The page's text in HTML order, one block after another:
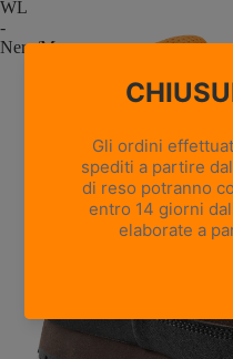
WL
-
Nero/Marrone